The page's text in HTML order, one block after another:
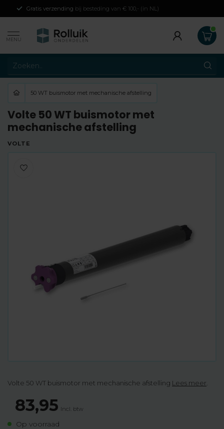
Gratis verzending bij besteding van € 100,- (in NL)
MENU
50 WT buismotor met mechanische afstelling
Volte 50 WT buismotor met
mechanische afstelling
VOLTE
Volte 50 WT buismotor met mechanische afstelling Lees meer
83,95 Incl. btw
Op voorraad